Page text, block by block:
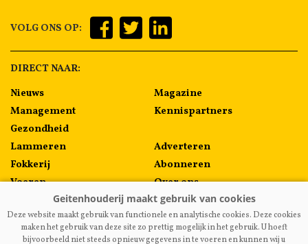
VOLG ONS OP:
DIRECT NAAR:
Nieuws
Management
Gezondheid
Lammeren
Fokkerij
Voeren
Algemeen
Melkprijzen
Magazine
Kennispartners
Adverteren
Abonneren
Over ons
Contact
Deze website maakt gebruik van functionele en analytische cookies. Deze cookies
maken het gebruik van deze site zo prettig mogelijk in het gebruik. U hoeft
bijvoorbeeld niet steeds opnieuw gegevens in te voeren en kunnen wij u